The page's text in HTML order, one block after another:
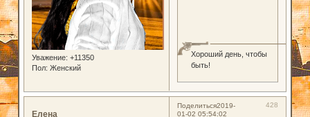
Уважение: +11350
Пол: Женский
Хороший день, чтобы
быть!
Поделиться 428
2019-
01-02 05:54:02
Елена